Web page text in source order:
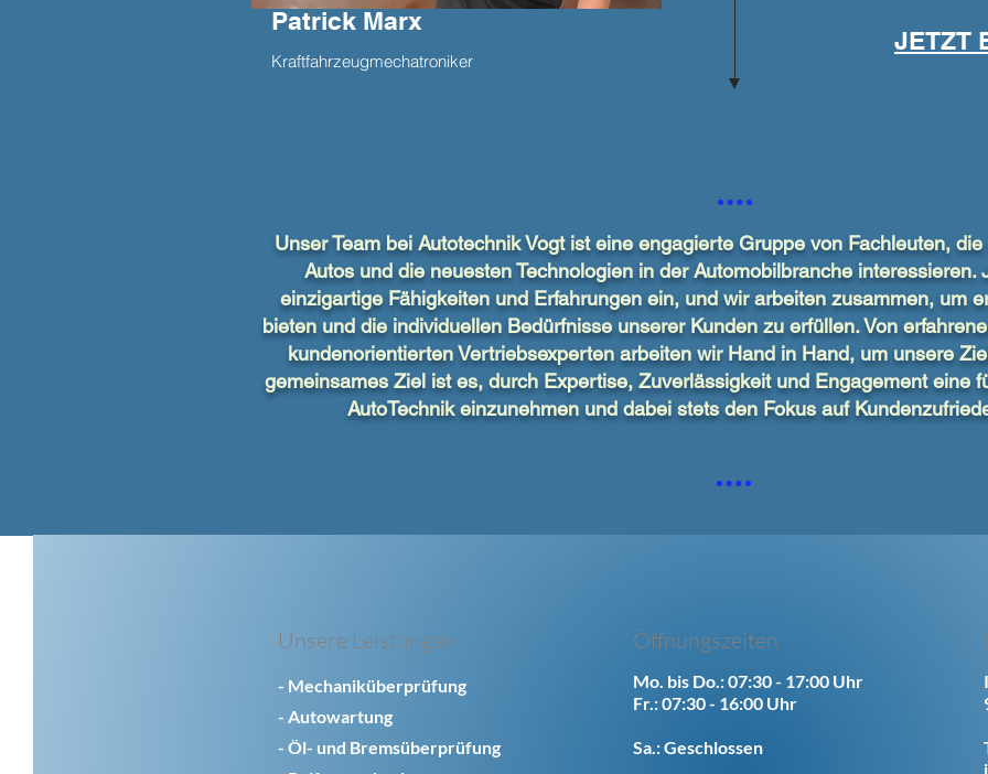
Kraftfahrzeugmechatroniker
Patrick Marx
JETZT
Unser Team bei Autotechnik Vogt ist eine engagierte Gruppe von Fachleuten,
Autos und die neuesten Technologien in der Automobilbranche interessieren.
einzigartige Fähigkeiten und Erfahrungen ein, und wir arbeiten zusammen, um
bieten und die individuellen Bedürfnisse unserer Kunden zu erfüllen. Von
kundenorientierten Vertriebsexperten arbeiten wir Hand in Hand, um unsere
gemeinsames Ziel ist es, durch Expertise, Zuverlässigkeit und Engagement eine
AutoTechnik einzunehmen und dabei stets den Fokus auf
Unsere Leistungen
- Mechaniküberprüfung
- Autowartung
- Öl- und Bremsüberprüfung
Öffnungszeiten
Mo. bis Do.: 07:30 - 17:00 Uhr
Fr.: 07:30 - 16:00 Uhr
Sa.: Geschlossen